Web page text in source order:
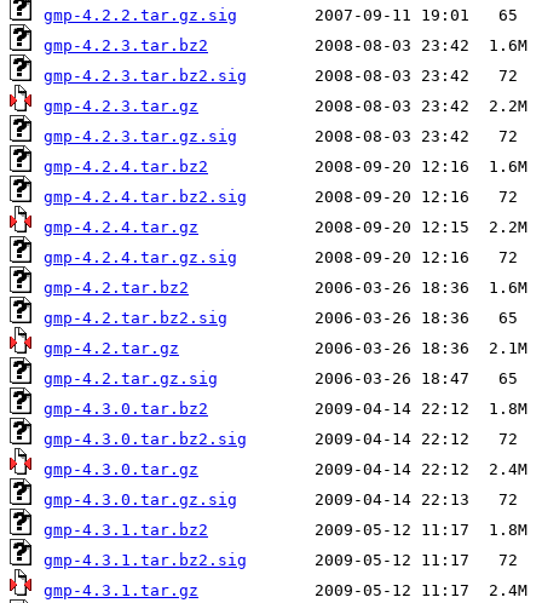
gmp-4.2.2.tar.gz.sig
gmp-4.2.3.tar.bz2
gmp-4.2.3.tar.bz2.sig
gmp-4.2.3.tar.gz
gmp-4.2.3.tar.gz.sig
gmp-4.2.4.tar.bz2
gmp-4.2.4.tar.bz2.sig
gmp-4.2.4.tar.gz
gmp-4.2.4.tar.gz.sig
gmp-4.2.tar.bz2
gmp-4.2.tar.bz2.sig
gmp-4.2.tar.gz
gmp-4.2.tar.gz.sig
gmp-4.3.0.tar.bz2
gmp-4.3.0.tar.bz2.sig
gmp-4.3.0.tar.gz
gmp-4.3.0.tar.gz.sig
gmp-4.3.1.tar.bz2
gmp-4.3.1.tar.bz2.sig
gmp-4.3.1.tar.gz